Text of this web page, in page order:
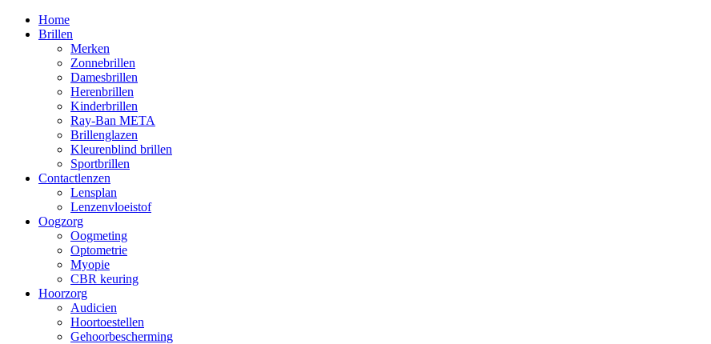
Home
Brillen
Merken
Zonnebrillen
Damesbrillen
Herenbrillen
Kinderbrillen
Ray-Ban META
Brillenglazen
Kleurenblind brillen
Sportbrillen
Contactlenzen
Lensplan
Lenzenvloeistof
Oogzorg
Oogmeting
Optometrie
Myopie
CBR keuring
Hoorzorg
Audicien
Hoortoestellen
Gehoorbescherming